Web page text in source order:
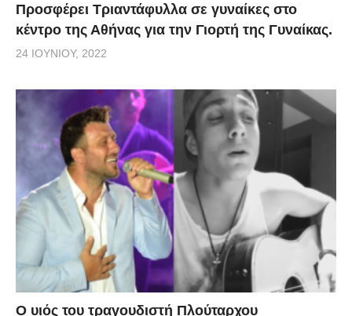
Προσφέρει Τριαντάφυλλα σε γυναίκες στο
κέντρο της Αθήνας για την Γιορτή της Γυναίκας.
24 ΙΟΥΝΊΟΥ, 2022
O υιός του τραγουδιστή Πλούταρχου